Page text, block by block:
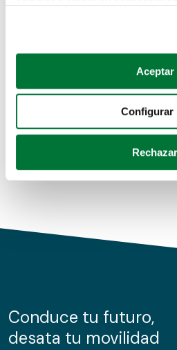
Si lo permite, también
Recopilar información
Identificar su dispositivo
para buscar características
Obtenga más información sobre
de cookies.
información sobre el uso que
nuestros partners de redes
Aceptar
Configurar
Rechazar
Coches de segunda mano
Coches de km0
Conduce tu futuro,
desata tu movilidad